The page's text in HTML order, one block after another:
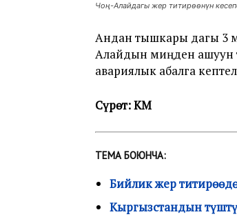
Чоң-Алайдагы жер титирөөнүн
Андан тышкары дагы 3
Алайдын миңден ашуун
авариялык абалга
Сүрөт: ӨКМ
ТЕМА БОЮНЧА:
Бийлик жер
Кыргызстандын